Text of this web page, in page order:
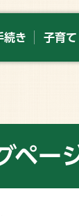
続き 子育
ペ